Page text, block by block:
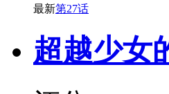
最新第27话
超越少女